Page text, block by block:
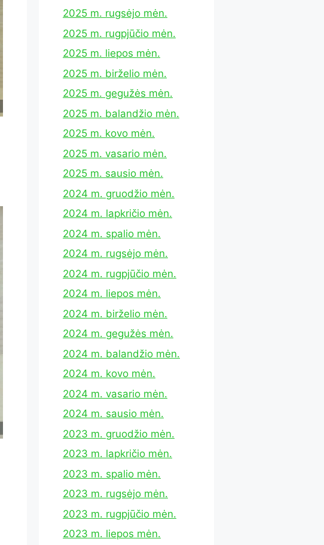
2025 m. rugsėjo mėn.
2025 m. rugpjūčio mėn.
2025 m. liepos mėn.
2025 m. birželio mėn.
2025 m. gegužės mėn.
2025 m. balandžio mėn.
2025 m. kovo mėn.
2025 m. vasario mėn.
2025 m. sausio mėn.
2024 m. gruodžio mėn.
2024 m. lapkričio mėn.
2024 m. spalio mėn.
2024 m. rugsėjo mėn.
2024 m. rugpjūčio mėn.
2024 m. liepos mėn.
2024 m. birželio mėn.
2024 m. gegužės mėn.
2024 m. balandžio mėn.
2024 m. kovo mėn.
2024 m. vasario mėn.
2024 m. sausio mėn.
2023 m. gruodžio mėn.
2023 m. lapkričio mėn.
2023 m. spalio mėn.
2023 m. rugsėjo mėn.
2023 m. rugpjūčio mėn.
2023 m. liepos mėn.